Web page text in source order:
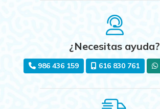
¿Necesitas ayuda?
986 436 159 616 830 761